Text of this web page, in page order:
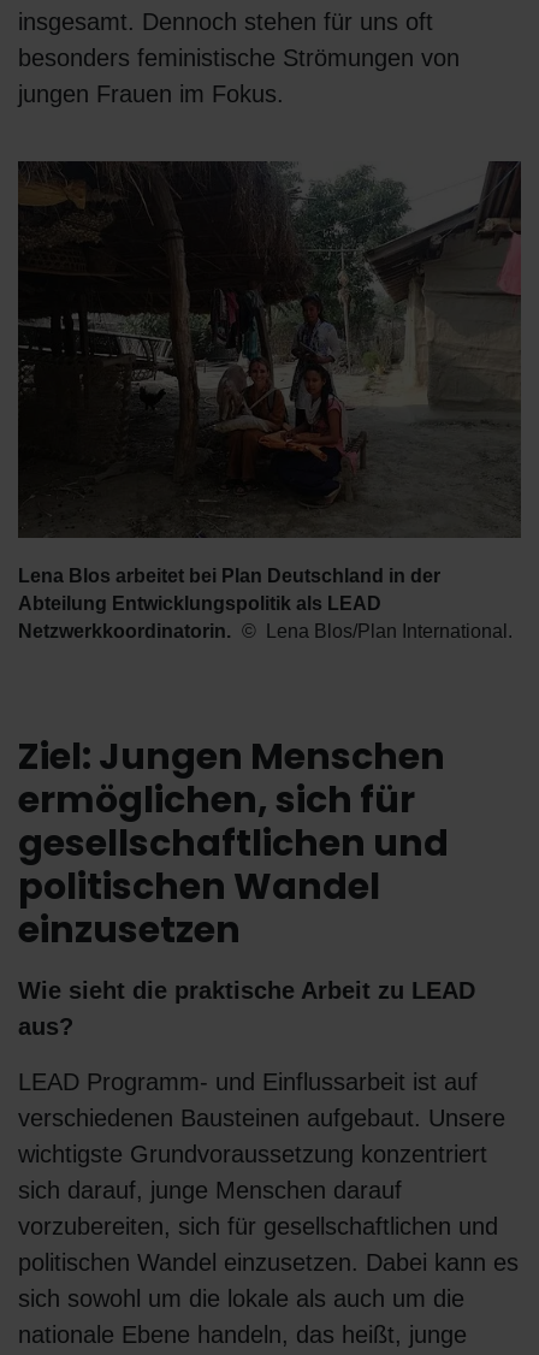
insgesamt. Dennoch stehen für uns oft
besonders feministische Strömungen von
jungen Frauen im Fokus.
Lena Blos arbeitet bei Plan Deutschland in der
Abteilung Entwicklungspolitik als LEAD
Netzwerkkoordinatorin.
Lena Blos/Plan International.
Ziel: Jungen Menschen
ermöglichen, sich für
gesellschaftlichen und
politischen Wandel
einzusetzen
Wie sieht die praktische Arbeit zu LEAD
aus?
LEAD Programm- und Einflussarbeit ist auf
verschiedenen Bausteinen aufgebaut. Unsere
wichtigste Grundvoraussetzung konzentriert
sich darauf, junge Menschen darauf
vorzubereiten, sich für gesellschaftlichen und
politischen Wandel einzusetzen. Dabei kann es
sich sowohl um die lokale als auch um die
nationale Ebene handeln, das heißt, junge